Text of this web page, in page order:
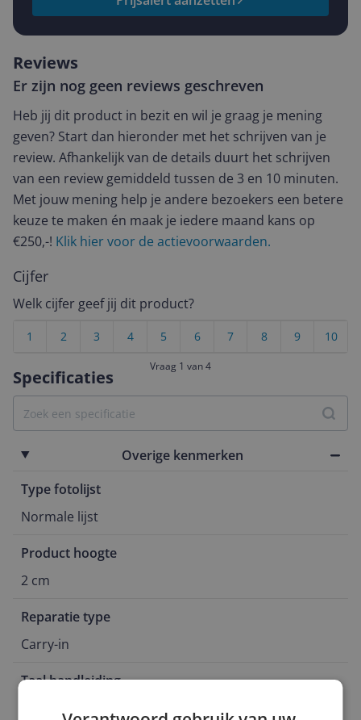
Specificaties
Overige kenmerken
Type fotolijst
Normale lijst
Product hoogte
2 cm
Reparatie type
Carry-in
Taal handleiding
Reviews
Er zijn nog geen reviews geschreven
Heb jij dit product in bezit en wil je graag je mening
geven? Start dan hieronder met het schrijven van je
review. Afhankelijk van de details duurt het schrijven
van een review gemiddeld tussen de 3 en 10 minuten.
Met jouw mening help je andere bezoekers een betere
keuze te maken én maak je iedere maand kans op
€250,-! Klik hier voor de actievoorwaarden.
Cijfer
Welk cijfer geef jij dit product?
10
9
8
7
6
5
4
3
2
1
Vraag 1 van 4